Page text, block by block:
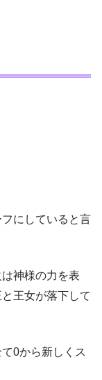
にしていると言
神様の力を表
王女が落下して
0から新しくス